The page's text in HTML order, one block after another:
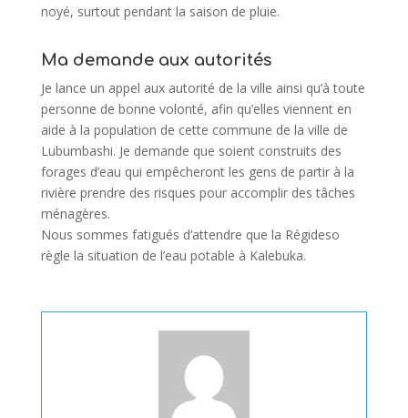
noyé, surtout pendant la saison de pluie.
Ma demande aux autorités
Je lance un appel aux autorité de la ville ainsi qu’à toute
personne de bonne volonté, afin qu’elles viennent en
aide à la population de cette commune de la ville de
Lubumbashi. Je demande que soient construits des
forages d’eau qui empêcheront les gens de partir à la
rivière prendre des risques pour accomplir des tâches
ménagères.
Nous sommes fatigués d’attendre que la Régideso
règle la situation de l’eau potable à Kalebuka.